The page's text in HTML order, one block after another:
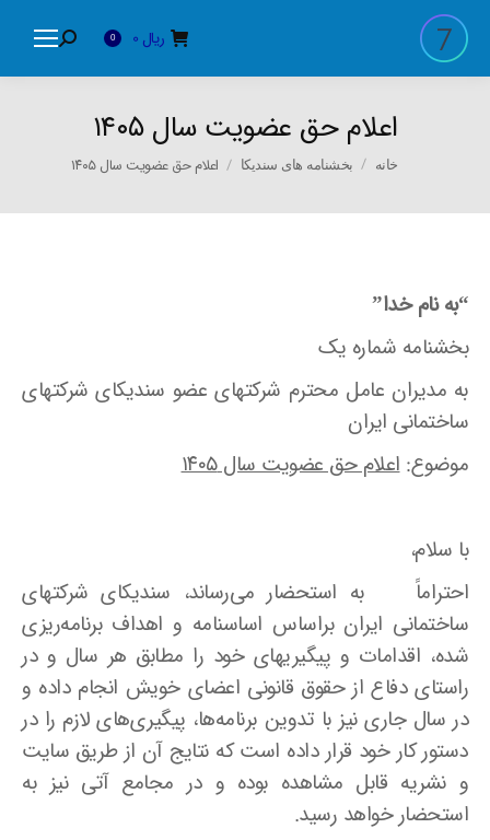
ریال 0
Search:
اعلام حق عضویت سال ۱۴۰۵
You are here:
خانه بخشنامه های سندیکا اعلام حق عضویت سال ۱۴۰۵
“به نام خدا”
بخشنامه شماره یک
به مدیران عامل محترم شرکتهای عضو سندیکای شرکتهای
ساختمانی ایران
موضوع:اعلام حق عضویت سال ۱۴۰۵
با سلام،
احتراماً به استحضار می‌رساند، سندیکای شرکتهای
ساختمانی ایران براساس اساسنامه و اهداف برنامه‌ریزی
‌شده، اقدامات و پیگیریهای خود را مطابق هر سال و در
راستای دفاع از حقوق قانونی اعضای خویش انجام داده و
در سال جاری نیز با تدوین برنامه‌ها، پیگیری‌های لازم را در
دستور کار خود قرار داده است که نتایج آن از طریق سایت
و نشریه قابل مشاهده بوده و در مجامع آتی نیز به
استحضار خواهد رسید.